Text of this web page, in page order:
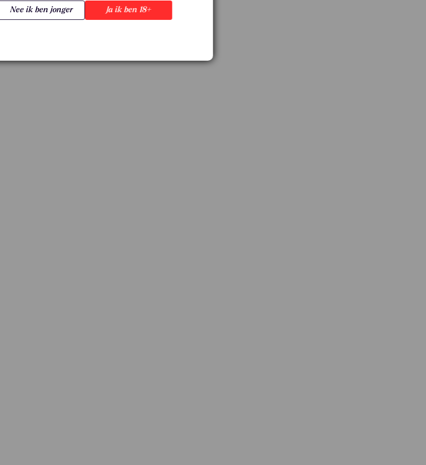
Ja ik ben 18+
Nee ik ben jonger